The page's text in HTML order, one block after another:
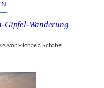
Gipfel-Wanderung
von Michaela Schabel